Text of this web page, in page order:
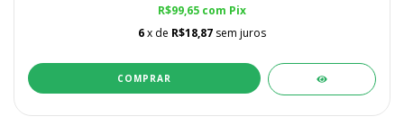
R$99,65 com Pix
6x de R$18,87 sem juros
COMPRAR